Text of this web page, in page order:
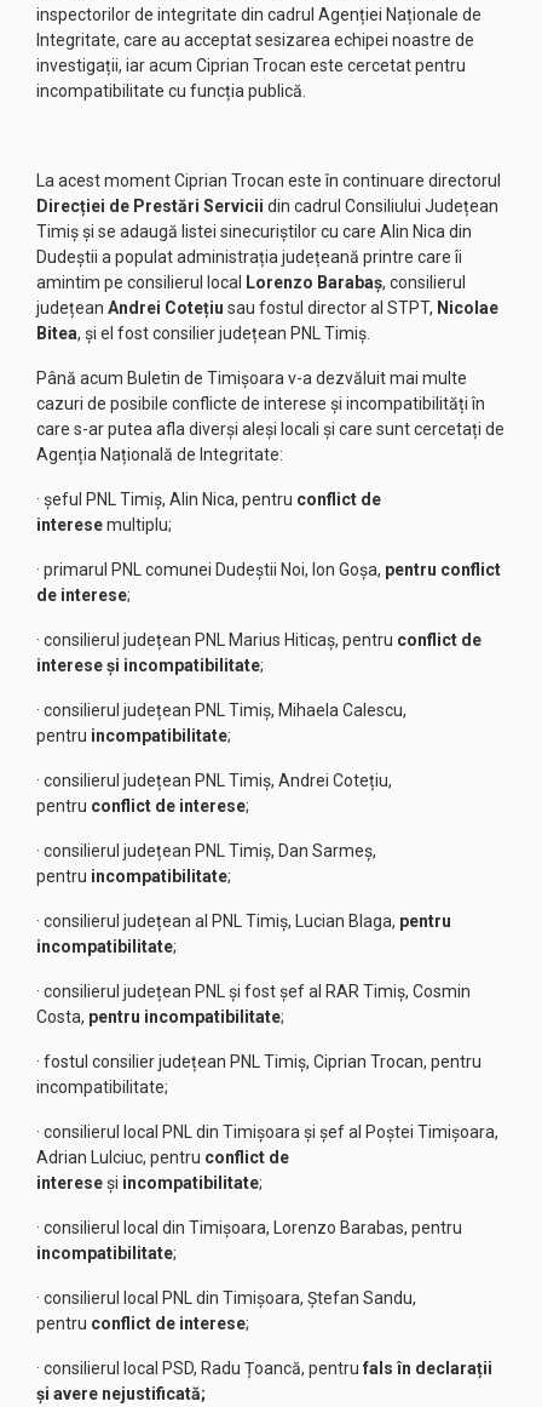
inspectorilor de integritate din cadrul Agenției Naționale de
Integritate, care au acceptat sesizarea echipei noastre de
investigații, iar acum Ciprian Trocan este cercetat pentru
incompatibilitate cu funcția publică.
La acest moment Ciprian Trocan este în continuare directorul
Direcției de Prestări Servicii din cadrul Consiliului Județean
Timiș și se adaugă listei sinecuriștilor cu care Alin Nica din
Dudeștii a populat administrația județeană printre care îi
amintim pe consilierul local
Lorenzo Barabaș, consilierul
județean Andrei Cotețiu sau fostul director al STPT, Nicolae
Bitea, și el fost consilier județean PNL Timiș.
Până acum Buletin de Timișoara v-a dezvăluit mai multe
cazuri de posibile conflicte de interese și incompatibilități în
care s-ar putea afla diverși aleși locali și care sunt cercetați de
Agenția Națională de Integritate:
· șeful PNL Timiș, Alin Nica, pentru conflict de
interesemultiplu;
· primarul PNL comunei Dudeștii Noi, Ion Goșa, pentru conflict
de interese;
· consilierul județean PNL Marius Hiticaș, pentru conflict de
interese și incompatibilitate;
· consilierul județean PNL Timiș, Mihaela Calescu,
pentru incompatibilitate;
· consilierul județean PNL Timiș, Andrei Cotețiu,
pentru conflict de interese;
· consilierul județean PNL Timiș, Dan Sarmeș,
pentru incompatibilitate;
· consilierul județean al PNL Timiș, Lucian Blaga, pentru
incompatibilitate;
· consilierul județean PNL și fost șef al RAR Timiș, Cosmin
Costa, pentru incompatibilitate;
· fostul consilier județean PNL Timiș, Ciprian Trocan, pentru
incompatibilitate;
· consilierul local PNL din Timișoara și șef al Poștei Timișoara,
Adrian Lulciuc, pentru conflict de
intereseși incompatibilitate;
· consilierul local din Timișoara, Lorenzo Barabas, pentru
incompatibilitate;
· consilierul local PNL din Timișoara, Ștefan Sandu,
pentru conflict de interese;
· consilierul local PSD, Radu Țoancă, pentru fals în declarații
și avere nejustificată;